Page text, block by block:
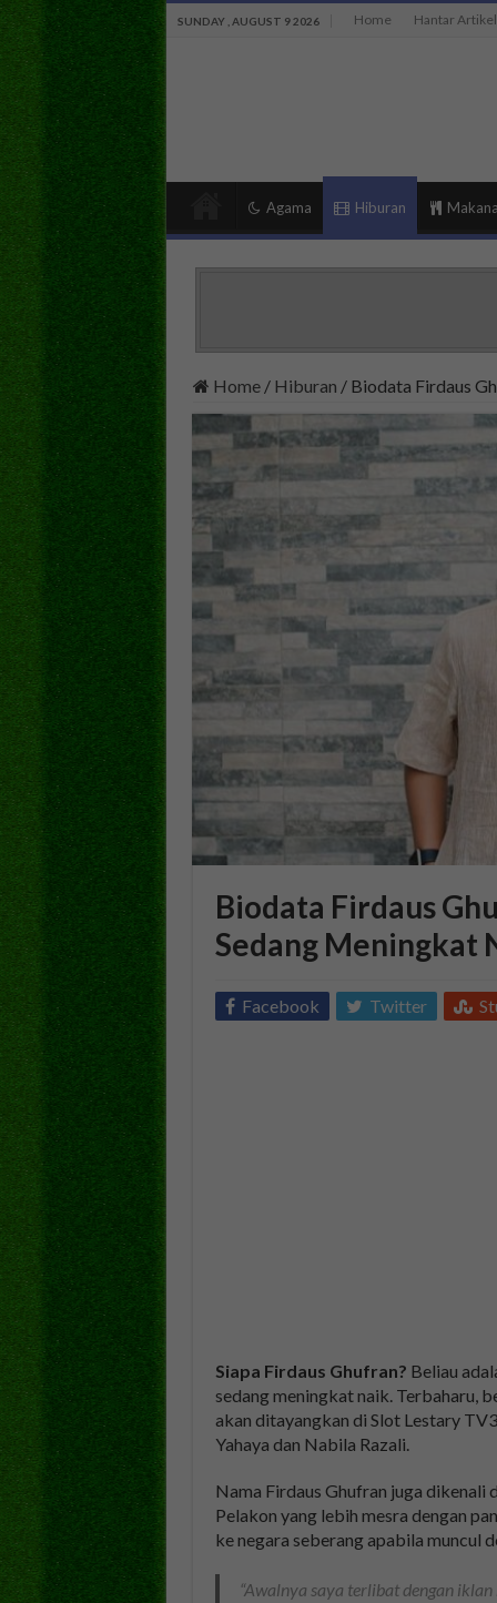
SUNDAY , AUGUST 9 2026 Home Hantar Artikel
Agama Hiburan
Home / Hiburan / Biodata Firdaus
Biodata Firdaus
Sedang Meningkat
Facebook Twitter
Siapa Firdaus Ghufran? Beliau
sedang meningkat naik. Terbaharu,
akan ditayangkan di Slot Lestary
Yahaya dan Nabila Razali.
Nama Firdaus Ghufran juga dikenali
Pelakon yang lebih mesra dengan
ke negara seberang apabila muncul
“Awalnya saya terlibat dengan